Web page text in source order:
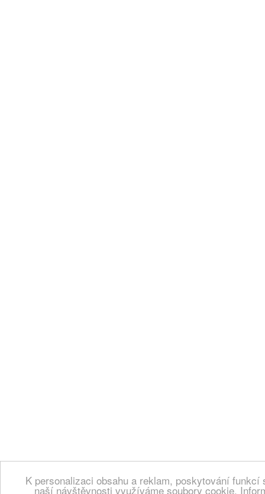
K personalizaci obsahu a reklam, poskytování
naší návštěvnosti využíváme soubory cookie.